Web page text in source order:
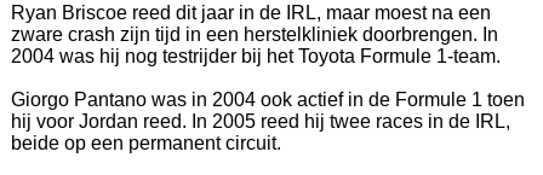
Ryan Briscoe reed dit jaar in de IRL, maar moest na een
zware crash zijn tijd in een herstelkliniek doorbrengen. In
2004 was hij nog testrijder bij het Toyota Formule 1-team.
Giorgo Pantano was in 2004 ook actief in de Formule 1 toen
hij voor Jordan reed. In 2005 reed hij twee races in de IRL,
beide op een permanent circuit.